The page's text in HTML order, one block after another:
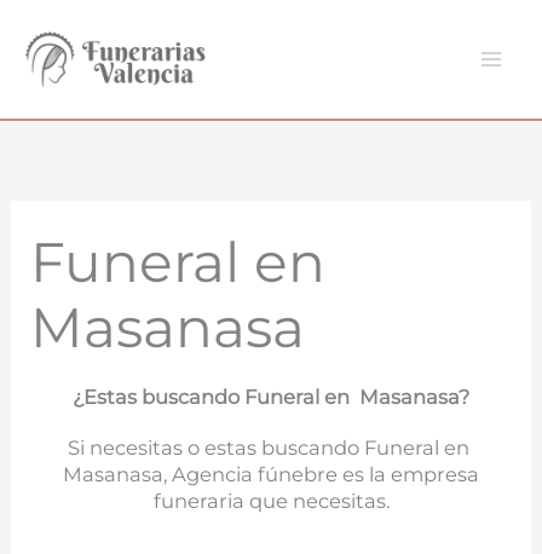
contenido
Funeral en
Masanasa
¿Estas buscando Funeral en Masanasa?
Si necesitas o estas buscando Funeral en
Masanasa, Agencia fúnebre es la empresa
funeraria que necesitas.